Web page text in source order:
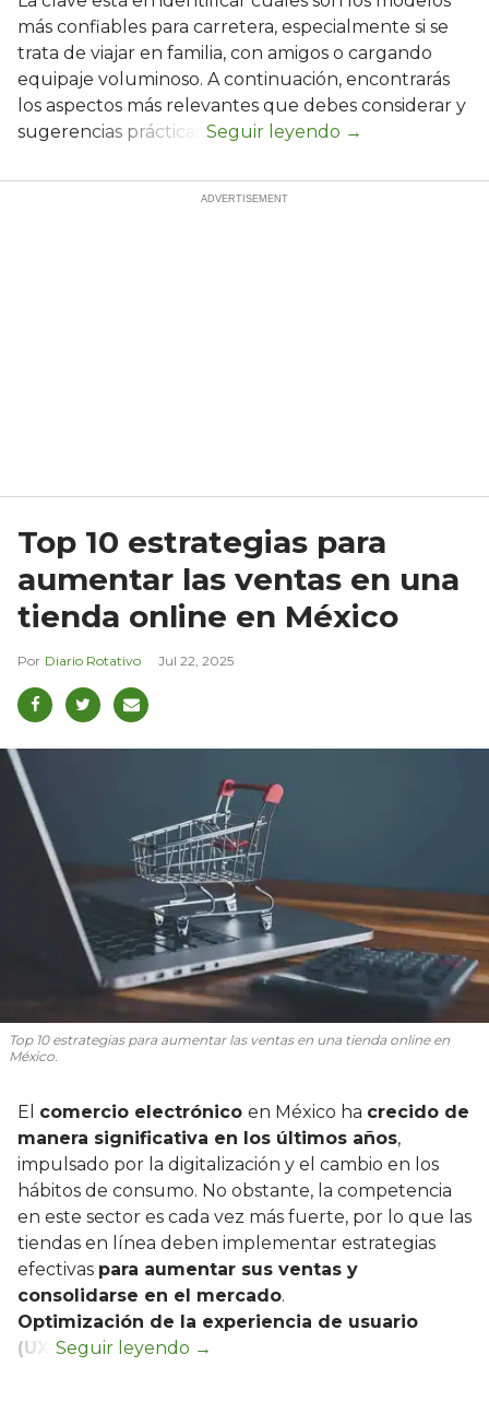
más confiables para carretera, especialmente si se
trata de viajar en familia, con amigos o cargando
equipaje voluminoso. A continuación, encontrarás
los aspectos más relevantes que debes considerar y
sugerencias prácticas.
Top 10 estrategias para
aumentar las ventas en una
tienda online en México
Diario Rotativo Jul 22, 2025
Top 10 estrategias para aumentar las ventas en una tienda online en
México.
El comercio electrónico en México ha crecido de
manera significativa en los últimos años,
impulsado por la digitalización y el cambio en los
hábitos de consumo. No obstante, la competencia
en este sector es cada vez más fuerte, por lo que las
tiendas en línea deben implementar estrategias
efectivas para aumentar sus ventas y
consolidarse en el mercado.
Optimización de la experiencia de usuario
(UX)